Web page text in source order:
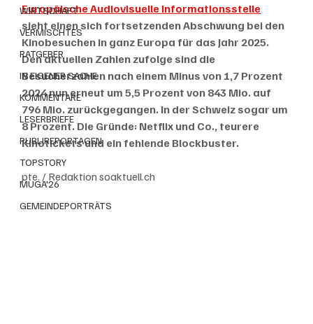
WIRTSCHAFT
VERMISCHTES
RATGEBER
IN EIGENER SACHE
KOMMENTARE
LESERBRIEFE
PUBLIREPORTAGEN
TOPSTORY
MUGA'26
GEMEINDEPORTRÄTS
Europäische Audiovisuelle Informationsstelle
sieht einen sich fortsetzenden Abschwung bei den
Kinobesuchen in ganz Europa für das Jahr 2025.
Den aktuellen Zahlen zufolge sind die
Besucherzahlen nach einem Minus von 1,7 Prozent
2024 nun erneut um 5,5 Prozent von 843 Mio. auf
796 Mio. zurückgegangen. In der Schweiz sogar um
8 Prozent. Die Gründe: Netflix und Co., teurere
Kinotickets und ein fehlende Blockbuster.
pte. / Redaktion soaktuell.ch